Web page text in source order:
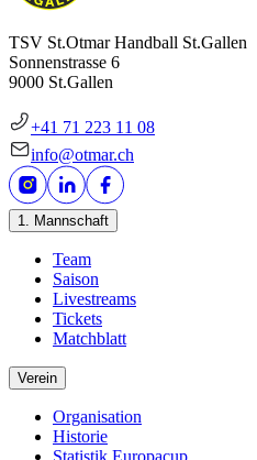
TSV St.Otmar Handball St.Gallen
Sonnenstrasse 6
9000 St.Gallen
+41 71 223 11 08
info@otmar.ch
1. Mannschaft
Team
Saison
Livestreams
Tickets
Matchblatt
Verein
Organisation
Historie
Statistik Europacup